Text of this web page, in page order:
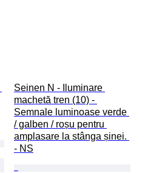
Seinen N - Iluminare
machetă tren (10) -
Semnale luminoase verde
/ galben / roșu pentru
amplasare la stânga șinei.
- NS